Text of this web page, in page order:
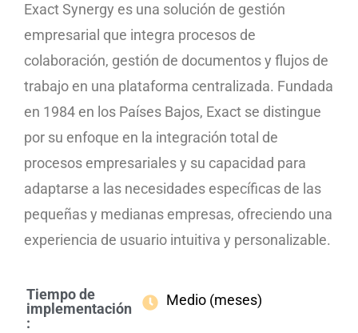
Exact Synergy es una solución de gestión
empresarial que integra procesos de
colaboración, gestión de documentos y flujos de
trabajo en una plataforma centralizada. Fundada
en 1984 en los Países Bajos, Exact se distingue
por su enfoque en la integración total de
procesos empresariales y su capacidad para
adaptarse a las necesidades específicas de las
pequeñas y medianas empresas, ofreciendo una
experiencia de usuario intuitiva y personalizable.
Tiempo de
implementación
:
Medio (meses)